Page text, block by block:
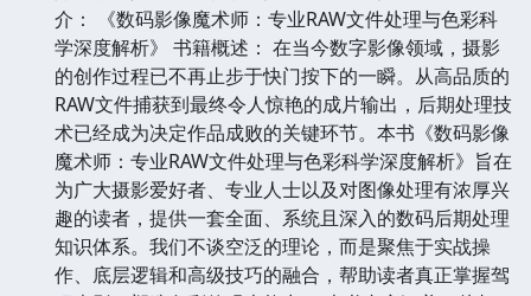
介： 《数码影像魔术师：专业RAW文件处理与色彩科
学深度解析》 书籍概述： 在当今数字影像领域，摄影
的创作过程已不再止步于快门按下的一瞬。从高品质的
RAW文件捕获到最终令人惊艳的成片输出，后期处理技
术已经成为决定作品成败的关键环节。本书《数码影像
魔术师：专业RAW文件处理与色彩科学深度解析》旨在
为广大摄影爱好者、专业人士以及对图像处理有浓厚兴
趣的读者，提供一套全面、系统且深入的数码后期处理
知识体系。我们不谈空泛的理论，而是聚焦于实战操
作、底层逻辑和高级技巧的融合，帮助读者真正掌握驾